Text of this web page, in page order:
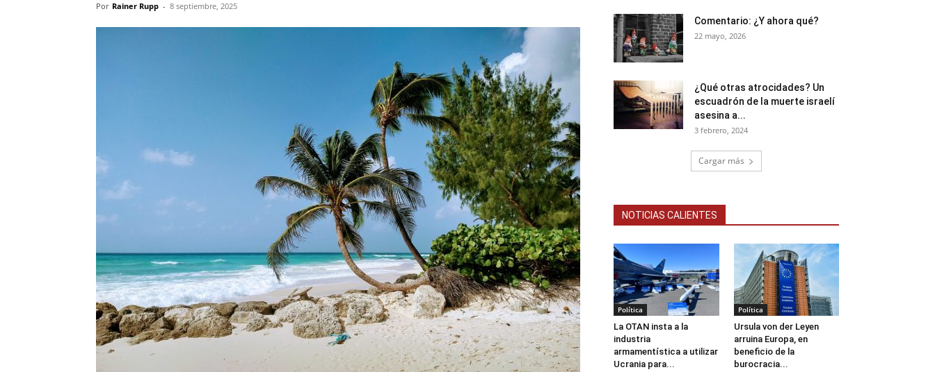
Por Rainer Rupp - 8 septiembre, 2025
Comentario: ¿Y ahora qué?
22 mayo, 2026
¿Qué otras atrocidades? Un
escuadrón de la muerte israelí
asesina a...
3 febrero, 2024
Cargar más
NOTICIAS CALIENTES
Política
La OTAN insta a la
industria
armamentística a utilizar
Ucrania para...
Política
Ursula von der Leyen
arruina Europa, en
beneficio de la
burocracia...